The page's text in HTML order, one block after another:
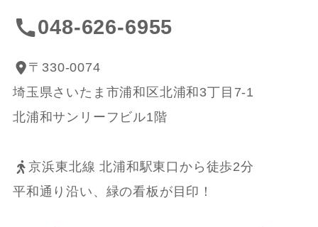
048-626-6955
〒330-0074
埼玉県さいたま市浦和区北浦和3丁目7-1
北浦和サンリーフビル1階
京浜東北線 北浦和駅東口から徒歩2分
平和通り沿い、緑の看板が目印！